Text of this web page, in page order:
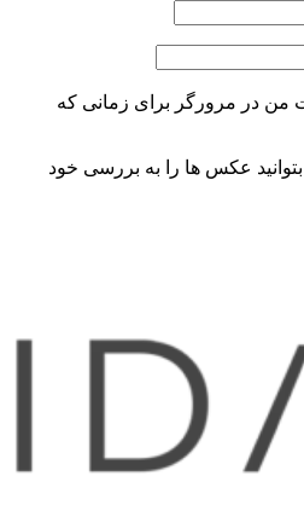
من در مرورگر برای زمانی که
عکس ها را به بررسی خود